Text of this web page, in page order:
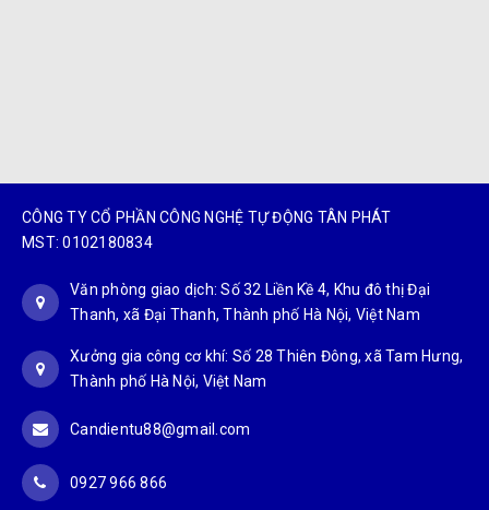
CÔNG TY CỔ PHẦN CÔNG NGHỆ TỰ ĐỘNG TÂN PHÁT
MST: 0102180834
Văn phòng giao dịch: Số 32 Liền Kề 4, Khu đô thị Đại
Thanh, xã Đại Thanh, Thành phố Hà Nội, Việt Nam
Xưởng gia công cơ khí: Số 28 Thiên Đông, xã Tam Hưng,
Thành phố Hà Nội, Việt Nam
Candientu88@gmail.com
0927 966 866